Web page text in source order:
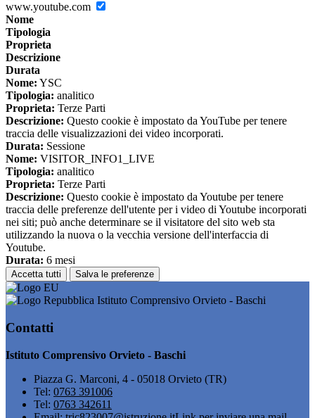
www.youtube.com
Nome
Tipologia
Proprieta
Descrizione
Durata
Nome: YSC
Tipologia: analitico
Proprieta: Terze Parti
Descrizione: Questo cookie è impostato da YouTube per tenere
traccia delle visualizzazioni dei video incorporati.
Durata: Sessione
Nome: VISITOR_INFO1_LIVE
Tipologia: analitico
Proprieta: Terze Parti
Descrizione: Questo cookie è impostato da Youtube per tenere
traccia delle preferenze dell'utente per i video di Youtube incorporati
nei siti; può anche determinare se il visitatore del sito web sta
utilizzando la nuova o la vecchia versione dell'interfaccia di
Youtube.
Durata: 6 mesi
Accetta tutti Salva le preferenze
Istituto Comprensivo Orvieto - Baschi
Contatti
Istituto Comprensivo Orvieto - Baschi
Piazza G. Marconi, 4 - 05018 Orvieto (TR)
Tel: 0763 391006
Tel: 0763 342611